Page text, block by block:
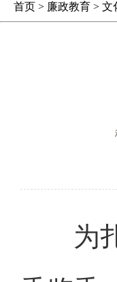
首页 > 廉政教育 > 文
为扎